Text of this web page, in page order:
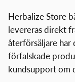
Herbalize Store
levereras direkt
återförsäljare har
förfalskade
kundsupport om